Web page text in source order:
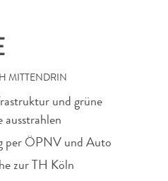
MITTENDRIN
und grüne
ausstrahlen
per ÖPNV und Auto
zur TH Köln